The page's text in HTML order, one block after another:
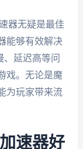
器无疑是最佳
能够有效解决
延迟高等问
戏。无论是魔
为玩家带来流
速器好